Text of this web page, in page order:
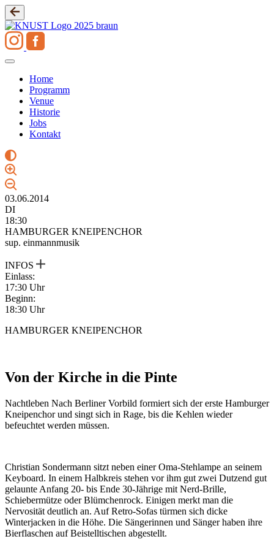
Zum
Inhalt
springen
Home
Programm
Venue
Historie
Jobs
Kontakt
03.06.2014
DI
18:30
HAMBURGER KNEIPENCHOR
sup. einmannmusik
INFOS
Einlass:
17:30 Uhr
Beginn:
18:30 Uhr
HAMBURGER KNEIPENCHOR
Von der Kirche in die Pinte
Nachtleben Nach Berliner Vorbild formiert sich der erste Hamburger
Kneipenchor und singt sich in Rage, bis die Kehlen wieder
befeuchtet werden müssen.
Christian Sondermann sitzt neben einer Oma-Stehlampe an seinem
Keyboard. In einem Halbkreis stehen vor ihm gut zwei Dutzend gut
gelaunte Anfang 20- bis Ende 30-Jährige mit Nerd-Brille,
Schiebermütze oder Blümchenrock. Einigen merkt man die
Nervosität deutlich an. Auf Retro-Sofas türmen sich dicke
Winterjacken in die Höhe. Die Sängerinnen und Sänger haben ihre
Bierflaschen auf Beistelltischen abgestellt.